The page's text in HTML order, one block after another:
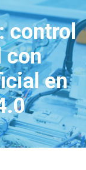
control
con
en